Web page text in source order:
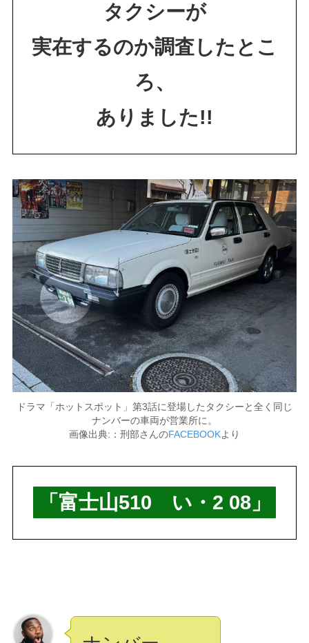
タクシーが
実在するのか調査したとこ
ろ、
ありました!!
ドラマ「ホットスポット」第3話に登場したタクシーと全く同じ
ナンバーの車両が営業所に。
画像出典:：刑部さんのFACEBOOKより
「富士山510 い・2 08」